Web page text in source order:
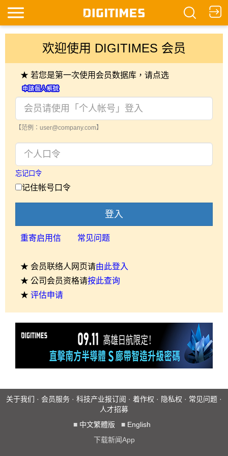
欢迎使用 DIGITIMES 会员
★ 若您是第一次使用会员数据库，请点选
【范例：user@company.com】
忘记口令
记住帐号口令
登入
重寄启用信 常见问题
★ 会员联络人网页请由此登入
★ 公司会员资格请按此查询
★ 评估申请
关于我们 · 会员服务 · 科技产业报订阅 · 着作权 · 隐私权 · 常见问题 ·
人才招募
■ 中文繁體版 ■ English
下载新闻App